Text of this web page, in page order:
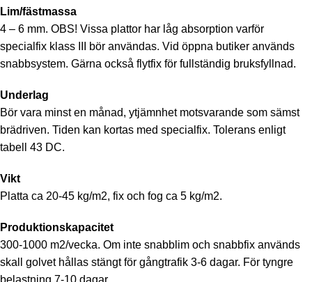
Lim/fästmassa
4 – 6 mm. OBS! Vissa plattor har låg absorption varför
specialfix klass III bör användas. Vid öppna butiker används
snabbsystem. Gärna också flytfix för fullständig bruksfyllnad.
Underlag
Bör vara minst en månad, ytjämnhet motsvarande som sämst
brädriven. Tiden kan kortas med specialfix. Tolerans enligt
tabell 43 DC.
Vikt
Platta ca 20-45 kg/m2, fix och fog ca 5 kg/m2.
Produktionskapacitet
300-1000 m2/vecka. Om inte snabblim och snabbfix används
skall golvet hållas stängt för gångtrafik 3-6 dagar. För tyngre
belastning 7-10 dagar.